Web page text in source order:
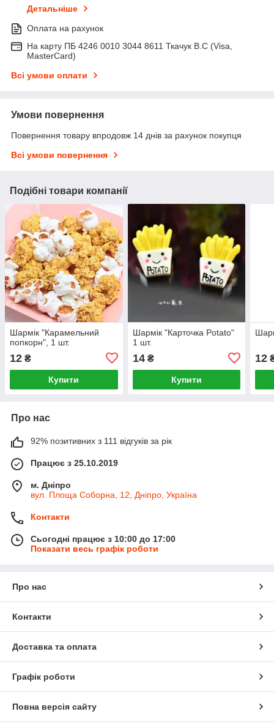
Детальніше
Оплата на рахунок
На карту ПБ 4246 0010 3044 8611 Ткачук В.С (Visa,
MasterCard)
Всі умови оплати
Умови повернення
Повернення товару впродовж 14 днів за рахунок покупця
Всі умови повернення
Подібні товари компанії
Шармік "Карамельний
попкорн", 1 шт.
12 ₴
Купити
Шармік "Карточка Potato"
1 шт.
14₴
Купити
12
Про нас
92% позитивних з 111 відгуків за рік
Працює з 25.10.2019
м. Дніпро
вул. Площа Соборна, 12, Дніпро, Україна
Контакти
Сьогодні працює з 10:00 до 17:00
Показати весь графік роботи
Про нас
Контакти
Доставка та оплата
Графік роботи
Повна версія сайту